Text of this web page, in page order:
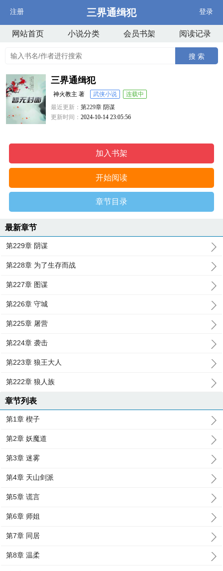
注册 三界通缉犯 登录
网站首页 小说分类 会员书架 阅读记录
搜 索
三界通缉犯
神火教主 著 武侠小说
连载中
最近更新：第229章 阴谋
更新时间：2024-10-14 23:05:56
加入书架
开始阅读
章节目录
最新章节
第229章 阴谋
第228章 为了生存而战
第227章 图谋
第226章 守城
第225章 屠营
第224章 袭击
第223章 狼王大人
第222章 狼人族
章节列表
第1章 楔子
第2章 妖魔道
第3章 迷雾
第4章 天山剑派
第5章 谎言
第6章 师姐
第7章 同居
第8章 温柔